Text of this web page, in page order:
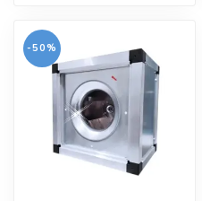
-50%